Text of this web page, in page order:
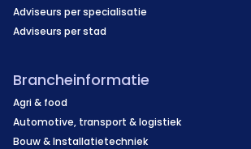
Adviseurs per specialisatie
Adviseurs per stad
Brancheinformatie
Agri & food
Automotive, transport & logistiek
Bouw & Installatietechniek